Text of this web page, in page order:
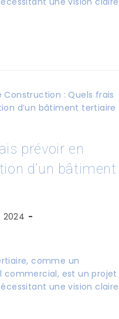
prévoir en
d’un bâtiment
2024
comme un
commercial, est un projet
une vision claire